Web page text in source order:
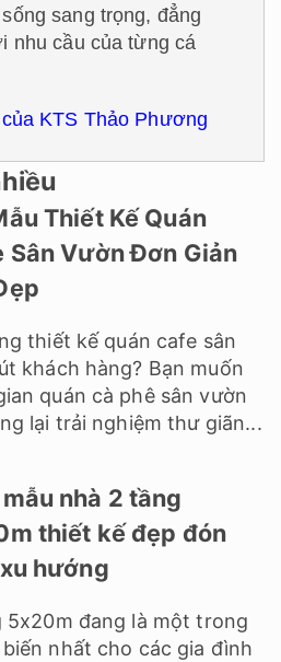
sang trọng, đẳng
nhu cầu của từng cá
KTS Thảo Phương
Thiết Kế Quán
Sân Vườn Đơn Giản
thiết kế quán cafe sân
khách hàng? Bạn muốn
quán cà phê sân vườn
lại trải nghiệm thư giãn...
nhà 2 tầng
thiết kế đẹp đón
hướng
5x20m đang là một trong
nhất cho các gia đình